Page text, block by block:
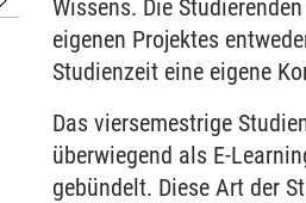
Untermenu Lageplan & Anfahrt
Wissens. Die
eigenen Projektes
Studienzeit eine eigene
Das viersemestrige
überwiegend als E-
gebündelt. Diese Art der